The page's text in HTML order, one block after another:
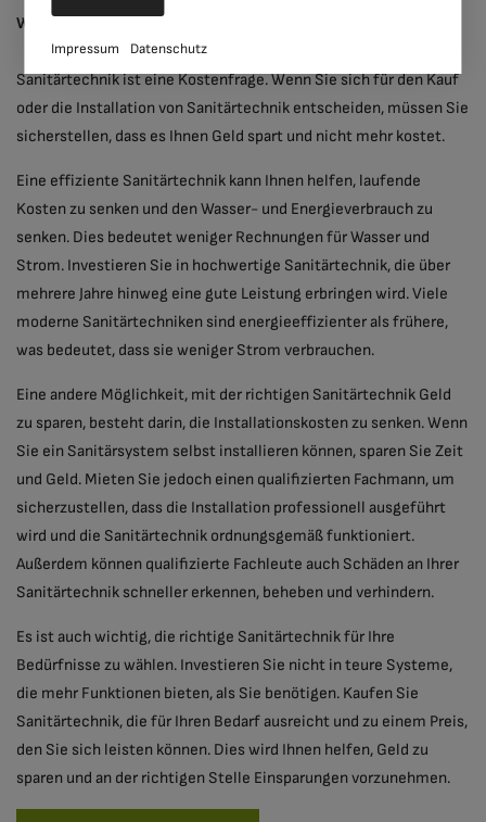
Impressum Datenschutz
Wie man mit der richtigen Sanitärtechnik Geld spart
Sanitärtechnik ist eine Kostenfrage. Wenn Sie sich für den Kauf
oder die Installation von Sanitärtechnik entscheiden, müssen Sie
sicherstellen, dass es Ihnen Geld spart und nicht mehr kostet.
Eine effiziente Sanitärtechnik kann Ihnen helfen, laufende
Kosten zu senken und den Wasser- und Energieverbrauch zu
senken. Dies bedeutet weniger Rechnungen für Wasser und
Strom. Investieren Sie in hochwertige Sanitärtechnik, die über
mehrere Jahre hinweg eine gute Leistung erbringen wird. Viele
moderne Sanitärtechniken sind energieeffizienter als frühere,
was bedeutet, dass sie weniger Strom verbrauchen.
Eine andere Möglichkeit, mit der richtigen Sanitärtechnik Geld
zu sparen, besteht darin, die Installationskosten zu senken. Wenn
Sie ein Sanitärsystem selbst installieren können, sparen Sie Zeit
und Geld. Mieten Sie jedoch einen qualifizierten Fachmann, um
sicherzustellen, dass die Installation professionell ausgeführt
wird und die Sanitärtechnik ordnungsgemäß funktioniert.
Außerdem können qualifizierte Fachleute auch Schäden an Ihrer
Sanitärtechnik schneller erkennen, beheben und verhindern.
Es ist auch wichtig, die richtige Sanitärtechnik für Ihre
Bedürfnisse zu wählen. Investieren Sie nicht in teure Systeme,
die mehr Funktionen bieten, als Sie benötigen. Kaufen Sie
Sanitärtechnik, die für Ihren Bedarf ausreicht und zu einem Preis,
den Sie sich leisten können. Dies wird Ihnen helfen, Geld zu
sparen und an der richtigen Stelle Einsparungen vorzunehmen.